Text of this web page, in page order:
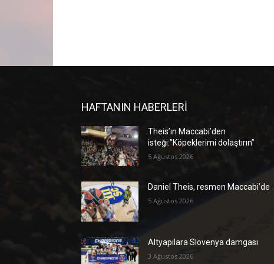
HAFTANIN HABERLERİ
Theis’ın Maccabi’den
isteği:”Köpeklerimi dolaştırın”
5 Ağustos 2026
Daniel Theis, resmen Maccabi’de
5 Ağustos 2026
Altyapılara Slovenya damgası
3 Ağustos 2026